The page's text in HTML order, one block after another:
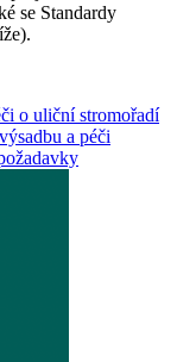
se Standardy
o uliční stromořadí
a péči